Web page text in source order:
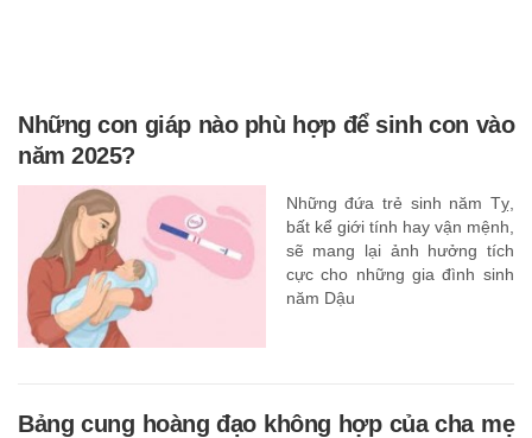
Những con giáp nào phù hợp để sinh con vào
năm 2025?
Những đứa trẻ sinh năm Tỵ,
bất kể giới tính hay vận mệnh,
sẽ mang lại ảnh hưởng tích
cực cho những gia đình sinh
năm Dậu
Bảng cung hoàng đạo không hợp của cha mẹ